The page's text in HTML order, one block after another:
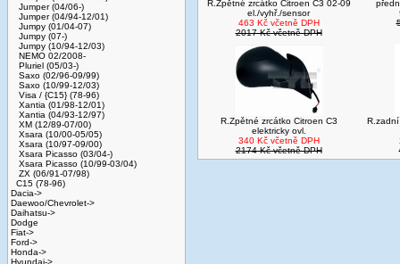
Jumper (04/06-)
Jumper (04/94-12/01)
Jumpy (01/04-07)
Jumpy (07-)
Jumpy (10/94-12/03)
NEMO 02/2008-
Pluriel (05/03-)
Saxo (02/96-09/99)
Saxo (10/99-12/03)
Visa / {C15} (78-96)
Xantia (01/98-12/01)
Xantia (04/93-12/97)
XM (12/89-07/00)
Xsara (10/00-05/05)
Xsara (10/97-09/00)
Xsara Picasso (03/04-)
Xsara Picasso (10/99-03/04)
ZX (06/91-07/98)
C15 (78-96)
Dacia->
Daewoo/Chevrolet->
Daihatsu->
Dodge
Fiat->
Ford->
Honda->
Hyundai->
R.Zpětné zrcátko Citroen C3 02-09
el./vyhř./sensor
463 Kč včetně DPH
2017 Kč včetně DPH
R.Zpětné zrcátko Citroen C3
elektricky ovl.
340 Kč včetně DPH
2174 Kč včetně DPH